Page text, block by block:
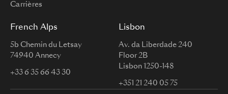
Carrières
French Alps
5b Chemin du Letsay
74940 Annecy
+33 6 35 66 43 30
Lisbon
Av. da Liberdade 240
Floor 2B
Lisbon 1250-148
+351 21 240 05 75